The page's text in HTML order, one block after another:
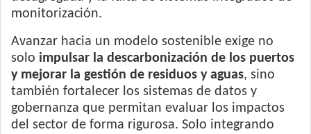
monitorización.
Avanzar hacia un modelo sostenible exige no
solo impulsar la descarbonización de los puertos
y mejorar la gestión de residuos y aguas, sino
también fortalecer los sistemas de datos y
gobernanza que permitan evaluar los impactos
del sector de forma rigurosa. Solo integrando